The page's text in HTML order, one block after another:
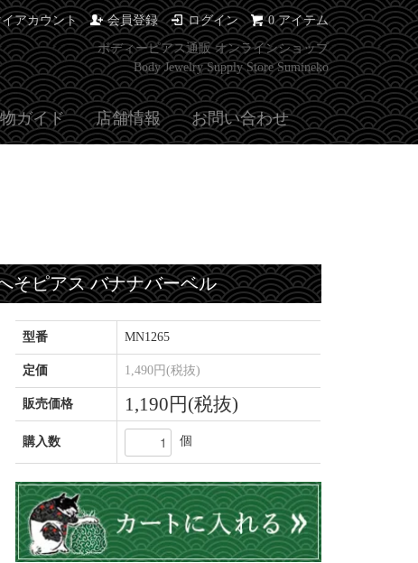
アカウント 会員登録 ログイン 0 アイテム
ボディーピアス通販 オンラインショップ
Body Jewelry Supply Store Sumineko
ガイド 店舗情報 お問い合わせ
そピアス バナナバーベル
型番 MN1265
定価 1,490円(税抜)
販売価格 1,190円(税抜)
購入数 個